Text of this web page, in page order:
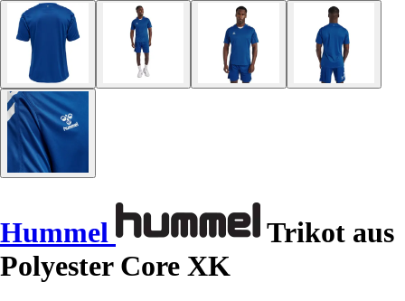
Hummel
Trikot aus
Polyester Core XK